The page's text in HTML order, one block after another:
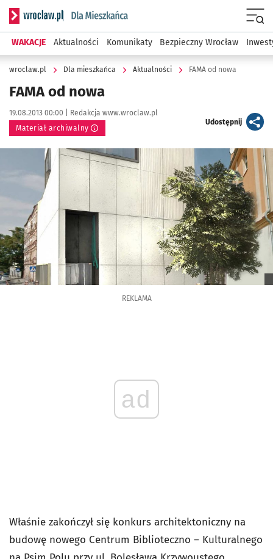
Serwis informacyjny wroclaw.pl podserwis: Dla mieszkańca
WAKACJE Aktualności Komunikaty Bezpieczny Wrocław
wroclaw.pl Dla mieszkańca Aktualności FAMA od nowa
FAMA od nowa
Data publikacji:
19.08.2013 00:00 | Autor:
Redakcja www.wroclaw.pl
Materiał archiwalny
Udostępnijartykuł
Kliknij, aby powiększyć
REKLAMA
ad
Właśnie zakończył się konkurs architektoniczny na
budowę nowego Centrum Biblioteczno – Kulturalnego